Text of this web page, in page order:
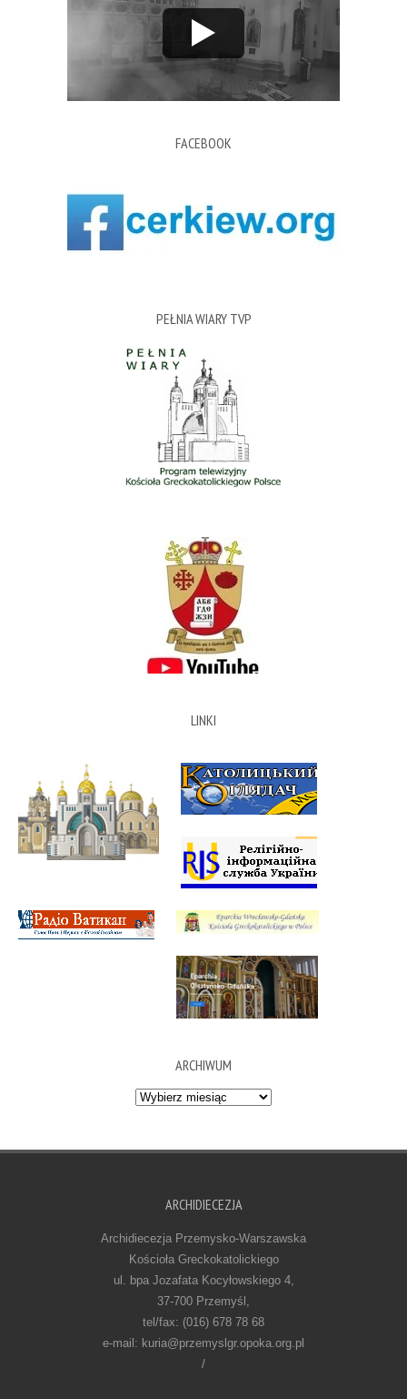
FACEBOOK
PEŁNIA WIARY TVP
LINKI
ARCHIWUM
Archiwum
ARCHIDIECEZJA
Archidiecezja Przemysko-Warszawska
Kościoła Greckokatolickiego
ul. bpa Jozafata Kocyłowskiego 4,
37-700 Przemyśl,
tel/fax: (016) 678 78 68
e-mail: kuria@przemyslgr.opoka.org.pl
/